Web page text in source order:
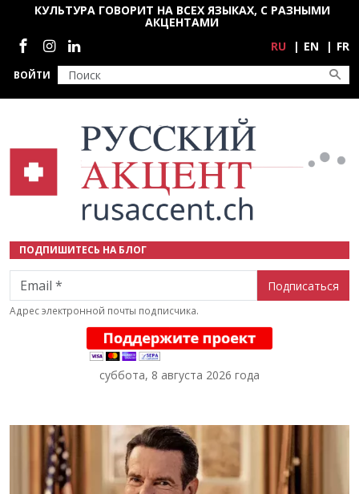
Перейти к основному содержанию
ВОЙТИ
КУЛЬТУРА ГОВОРИТ НА ВСЕХ ЯЗЫКАХ, С РАЗНЫМИ
АКЦЕНТАМИ
Социальные сети
RU EN FR
ПОДПИШИТЕСЬ НА БЛОГ
Email
Адрес электронной почты подписчика.
суббота, 8 августа 2026 года